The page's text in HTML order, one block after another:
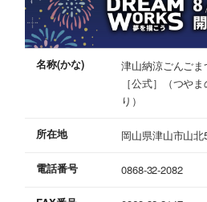
名称(かな)
津山納涼ごんご
［公式］（つや
り）
所在地 岡山県津山市山北
電話番号 0868-32-2082